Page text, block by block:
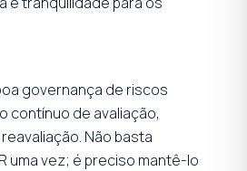
governança de riscos
contínuo de avaliação,
Não basta
uma vez; é preciso mantê-lo